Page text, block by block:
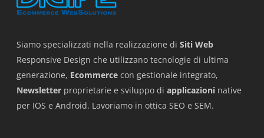
Siamo specializzati nella realizzazione di Siti Web
Responsive Design che utilizzano tecnologie di ultima
generazione, Ecommerce con gestionale integrato,
Newsletter proprietarie e sviluppo di applicazioni native
per IOS e Android. Lavoriamo in ottica SEO e SEM.